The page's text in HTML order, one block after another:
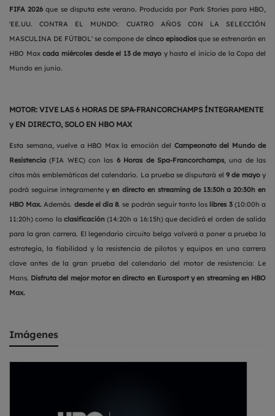
FIFA 2026 que se disputa este verano. Producida por Park Stories para HBO,
'EE.UU. CONTRA EL MUNDO: CUATRO AÑOS CON LA SELECCIÓN
MASCULINA DE FÚTBOL' se compone de cinco episodiosque se estrenarán en
HBO Maxcada miércoles desde el 13 de mayo y hasta el inicio de la Copa del
Mundo en junio.
MOTOR: VIVE LAS 6 HORAS DE SPA-FRANCORCHAMPS ÍNTEGRAMENTE
y EN DIRECTO, SOLO EN HBO MAX
Esta semana, vuelve a HBO Max la emoción del Campeonato del Mundo de
Resistencia (FIA WEC) con las 6 Horas de Spa-Francorchamps, una de las
citas más emblemáticas del calendario. La prueba se disputará el9 de mayoy
podrá seguirse íntegramente yen directo en streaming de 13:30h a 20:30h en
HBO Max. Además. desde el día 8. se podrán seguir tanto los libres 3(10:00h a
11:20h) como la clasificación (14:20h a 16:15h) que decidirá el orden de salida
para la gran carrera. El legendario circuito belga volverá a poner a prueba la
estrategia, la fiabilidad y la resistencia de pilotos y equipos en una carrera
clave antes de la gran prueba del calendario del motor de resistencia: Le
Mans. Disfruta del mejor motor en directo en Eurosport y en streaming en HBO
Max.
Imágenes